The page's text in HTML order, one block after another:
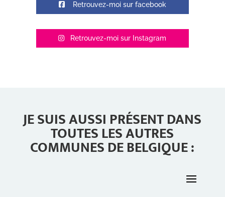
Retrouvez-moi sur facebook
Retrouvez-moi sur Instagram
JE SUIS AUSSI PRÉSENT DANS
TOUTES LES AUTRES
COMMUNES DE BELGIQUE :